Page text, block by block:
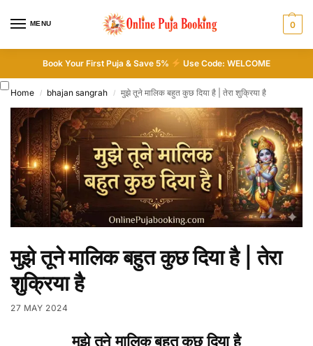
MENU 0
Book Your First Puja & Save 5% Use Code: WELCOME
Home / bhajan sangrah / मुझे तूने मालिक बहुत कुछ दिया है | तेरा शुक्रिया है
मुझे तूने मालिक बहुत कुछ दिया है | तेरा
शुक्रिया है
27 MAY 2024
मुझे तूने मालिकबहुत कुछ दिया है